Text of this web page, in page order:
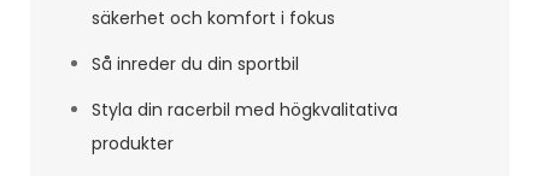
säkerhet och komfort i fokus
Så inreder du din sportbil
Styla din racerbil med högkvalitativa
produkter